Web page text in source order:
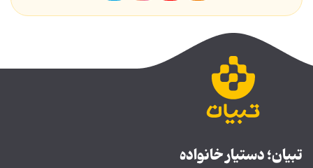
تبیان؛ دستیار خانواده